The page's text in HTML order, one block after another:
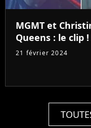
MGMT et
Queens : le clip !
21 février 2024